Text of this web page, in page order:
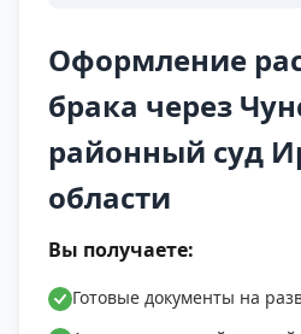
Оформление
брака через
районный суд
области
Вы получаете:
Готовые документы на